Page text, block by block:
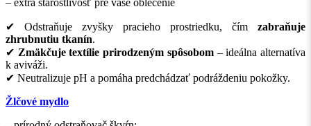
– extra starostlivosť pre vaše oblečenie
✔ Odstraňuje zvyšky pracieho prostriedku, čím zabraňuje
zhrubnutiu tkanín.
✔ Zmäkčuje textílie prirodzeným spôsobom– ideálna alternatíva
k aviváži.
✔ Neutralizuje pH a pomáha predchádzať podráždeniu pokožky.
Žlčové mydlo